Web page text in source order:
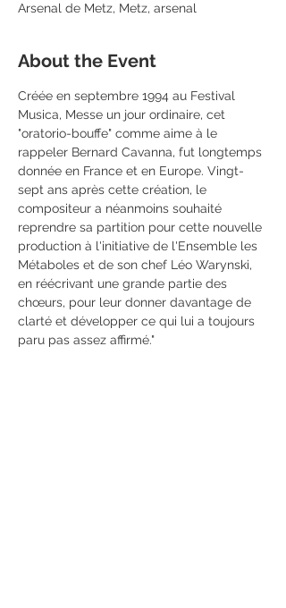
Arsenal de Metz, Metz, arsenal
About the Event
Créée en septembre 1994 au Festival
Musica, Messe un jour ordinaire, cet
"oratorio-bouffe" comme aime à le
rappeler Bernard Cavanna, fut longtemps
donnée en France et en Europe. Vingt-
sept ans après cette création, le
compositeur a néanmoins souhaité
reprendre sa partition pour cette nouvelle
production à l'initiative de l'Ensemble les
Métaboles et de son chef Léo Warynski,
en réécrivant une grande partie des
chœurs, pour leur donner davantage de
clarté et développer ce qui lui a toujours
paru pas assez affirmé."